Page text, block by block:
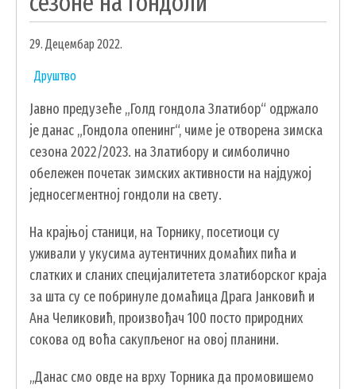
УДРУЖЕЊА И НВО
ЛОКАЛНА САМОУПРАВА
ПРЕДСЕДНИК
ОПШТИНСКО ВЕЋЕ
ОПШТИНСКА УПРАВА
ОПШТИНСКО ПРАВОБРАНИЛАШТВО
ЈАВНА ПРЕДУЗЕЋА
КОМУНАЛНА МИЛИЦИЈА ОПШТИНЕ
ЧАЈЕТИНА
ИНТЕРНА РЕВИЗИЈА
29. Децембар 2022.
Друштво
Јавно предузеће „Голд гондола Златибор“ одржало
је данас „Гондола опенинг“, чиме је отворена зимска
сезона 2022/2023. на Златибору и симболично
обележен почетак зимских активности на најдужој
једносегментној гондоли на свету.
На крајњој станици, на Торнику, посетиоци су
уживали у укусима аутентичних домаћих пића и
слатких и сланих специјалитетета златиборског краја
за шта су се побринуле домаћица Драга Јанковић и
Ана Челиковић, произвођач 100 посто природних
сокова од воћа сакупљеног на овој планини.
„Данас смо овде на врху Торника да промовишемо